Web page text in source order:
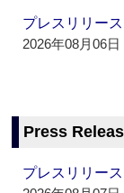
プレスリリー
2026年08月06日
Press
プレスリリー